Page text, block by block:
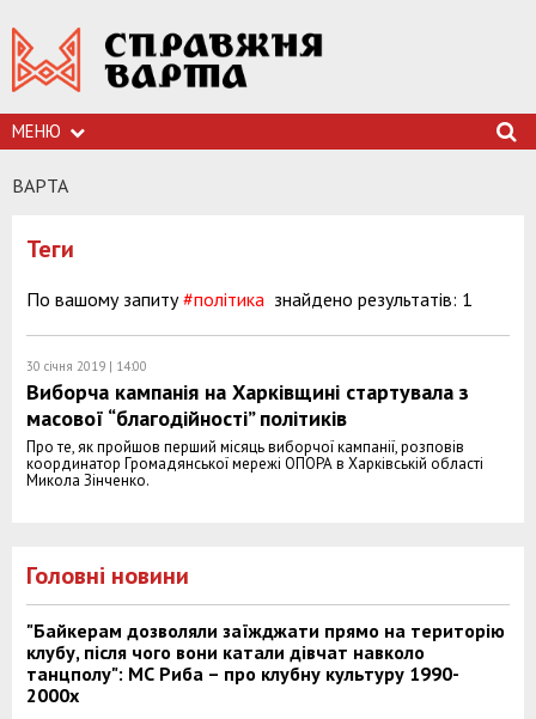
МЕНЮ
ВАРТА
Теги
По вашому запиту#політика знайдено результатів: 1
30 січня 2019 | 14:00
Виборча кампанія на Харківщині стартувала з
масової “благодійності” політиків
Про те, як пройшов перший місяць виборчої кампанії, розповів
координатор Громадянської мережі ОПОРА в Харківській області
Микола Зінченко.
Головні новини
"Байкерам дозволяли заїжджати прямо на територію
клубу, після чого вони катали дівчат навколо
танцполу": МС Риба – про клубну культуру 1990-
2000х